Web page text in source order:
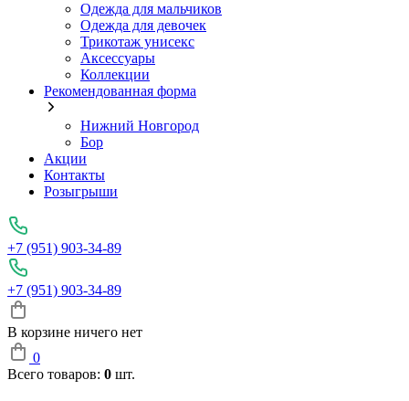
Одежда для мальчиков
Одежда для девочек
Трикотаж унисекс
Аксессуары
Коллекции
Рекомендованная форма
Нижний Новгород
Бор
Акции
Контакты
Розыгрыши
+7 (951) 903-34-89
+7 (951) 903-34-89
В корзине ничего нет
0
Всего товаров: 0 шт.